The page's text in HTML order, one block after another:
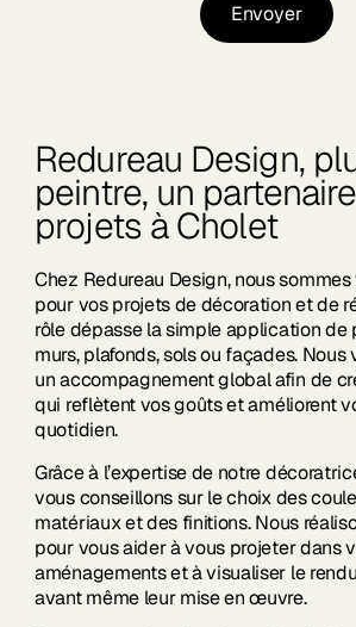
Envoyer
Redureau Design,
peintre, un
projets à Cholet
Chez Redureau Design, nous
pour vos projets de décoration et de
rôle dépasse la simple application de
murs, plafonds, sols ou façades. Nous
un accompagnement global afin de
qui reflètent vos goûts et améliorent
quotidien.
Grâce à l’expertise de notre
vous conseillons sur le choix des
matériaux et des finitions. Nous
pour vous aider à vous projeter dans
aménagements et à visualiser le
avant même leur mise en œuvre.